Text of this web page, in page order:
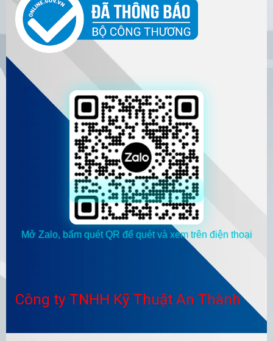
Mở Zalo, bấm quét QR để quét và xem trên điện thoại
Công ty TNHH Kỹ Thuật An Thành